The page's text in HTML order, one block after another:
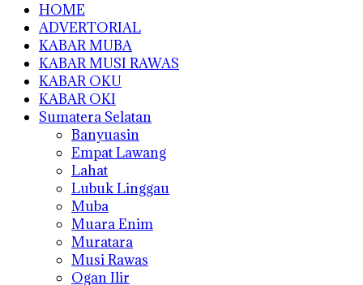
HOME
ADVERTORIAL
KABAR MUBA
KABAR MUSI RAWAS
KABAR OKU
KABAR OKI
Sumatera Selatan
Banyuasin
Empat Lawang
Lahat
Lubuk Linggau
Muba
Muara Enim
Muratara
Musi Rawas
Ogan Ilir